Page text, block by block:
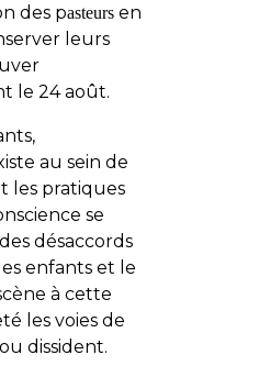
des pasteurs en
leurs
le 24 août.
au sein de
les pratiques
se
désaccords
enfants et le
à cette
les voies de
dissident.